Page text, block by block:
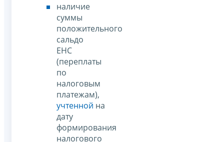
наличие
суммы
положительного
сальдо
ЕНС
(переплаты
по
налоговым
платежам),
учтенной на
дату
формирования
налогового